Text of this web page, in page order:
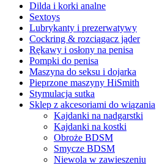
Dilda i korki analne
Sextoys
Lubrykanty i prezerwatywy
Cockring & rozciągacz jąder
Rękawy i osłony na penisa
Pompki do penisa
Maszyna do seksu i dojarka
Pieprzone maszyny HiSmith
Stymulacja sutka
Sklep z akcesoriami do wiązania
Kajdanki na nadgarstki
Kajdanki na kostki
Obroże BDSM
Smycze BDSM
Niewola w zawieszeniu